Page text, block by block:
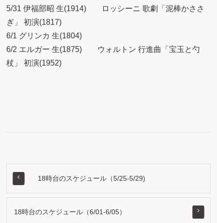
5/31 伊福部昭 生(1914) ロッシーニ 歌劇「泥棒かささ
ぎ」 初演(1817)
6/1 グリンカ 生(1804)
6/2 エルガー 生(1875) ウォルトン 行進曲「宝玉と勺
杖」 初演(1952)
18時台のスケジュール（5/25-5/29)
18時台のスケジュール（6/01-6/05）